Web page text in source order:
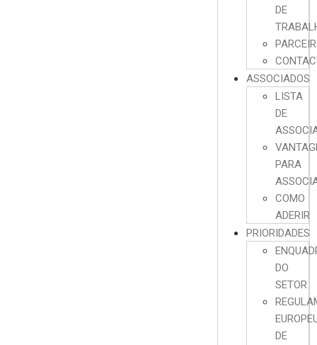
DE
ASSOCIADOS
LISTA
DE
PARA
COMO
ADERIR
PRIORIDADES
DO
SETOR
DE